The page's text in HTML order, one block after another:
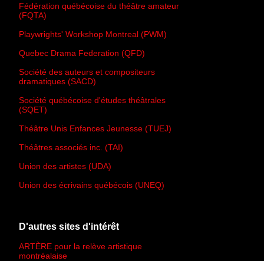
Fédération québécoise du théâtre amateur
(FQTA)
Playwrights' Workshop Montreal (PWM)
Quebec Drama Federation (QFD)
Société des auteurs et compositeurs
dramatiques (SACD)
Société québécoise d'études théâtrales
(SQET)
Théâtre Unis Enfances Jeunesse (TUEJ)
Théâtres associés inc. (TAI)
Union des artistes (UDA)
Union des écrivains québécois (UNEQ)
D'autres sites d'intérêt
ARTÈRE pour la relève artistique
montréalaise